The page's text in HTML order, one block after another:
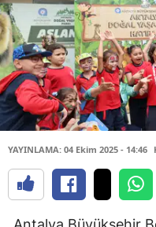
YAYINLAMA: 04 Ekim 2025 - 14:46